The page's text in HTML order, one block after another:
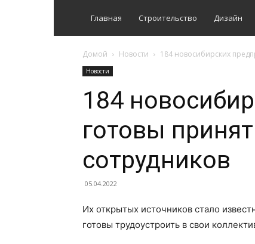
Главная Строительство Дизайн
Домой Новости 184 новосибирских
Новости
184
готовы
сотрудников
05.04.2022
Их открытых источников стало
готовы трудоустроить в свои